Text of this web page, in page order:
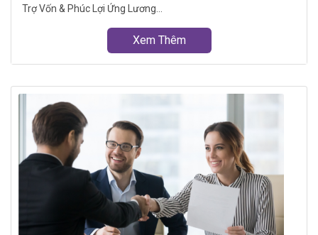
Trợ Vốn & Phúc Lợi Ứng Lương...
Xem Thêm